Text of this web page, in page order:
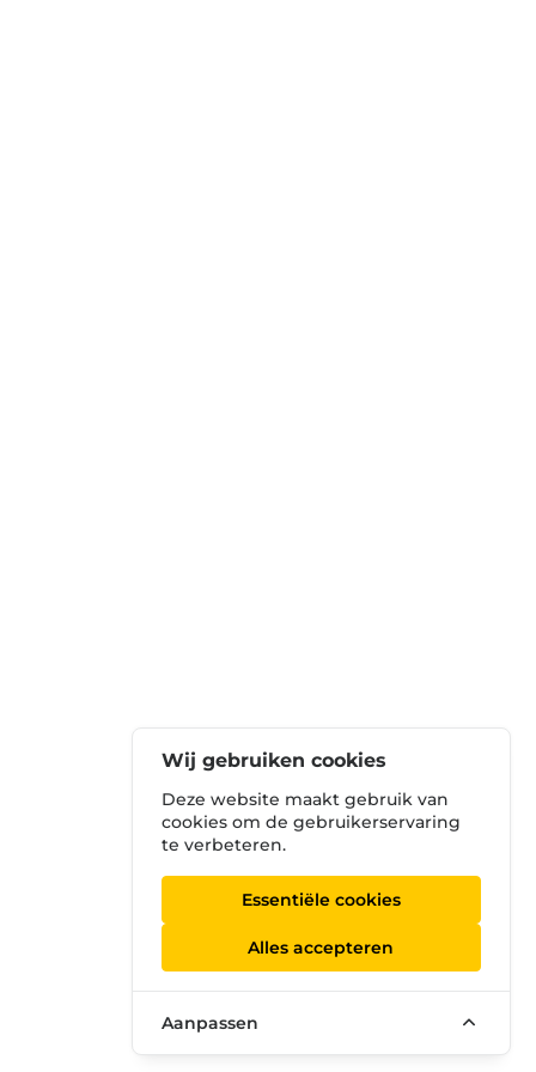
Wij gebruiken cookies
Deze website maakt gebruik van
cookies om de gebruikerservaring
te verbeteren.
Essentiële cookies
Alles accepteren
Aanpassen